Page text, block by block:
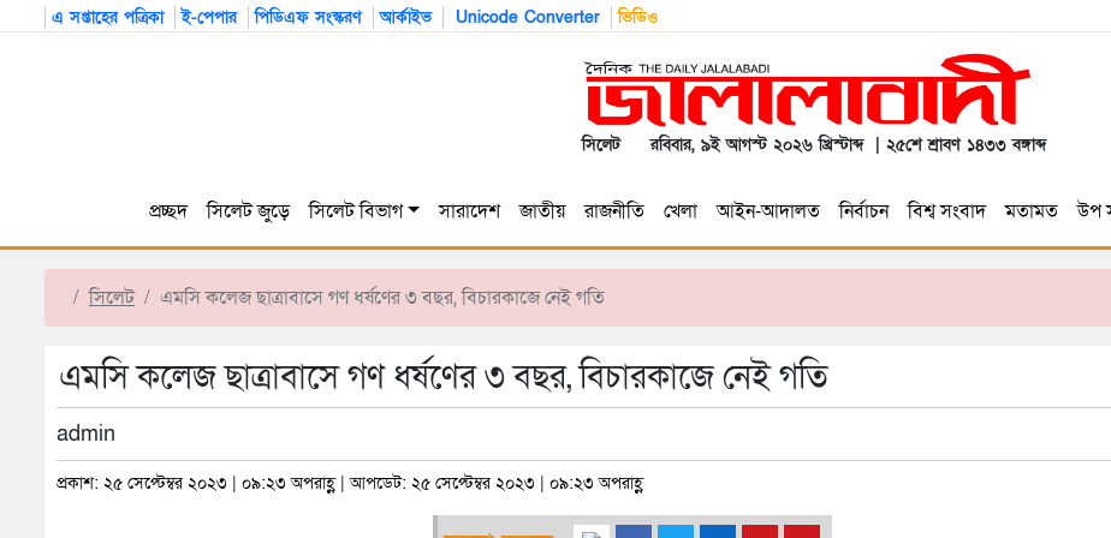
এ সপ্তাহের পত্রিকা ই-পেপার পিডিএফ সংস্করণ আর্কাইভ Unicode Converter ভিডিও
সিলেট রবিবার, ৯ই আগস্ট ২০২৬ খ্রিস্টাব্দ | ২৫শে শ্রাবণ ১৪৩৩ বঙ্গাব্দ
প্রচ্ছদ সিলেট জুড়ে সিলেট বিভাগ সারাদেশ জাতীয় রাজনীতি খেলা আইন-আদালত নির্বাচন বিশ্ব সংবাদ মতামত উপ
সিলেট এমসি কলেজ ছাত্রাবাসে গণ ধর্ষণের ৩ বছর, বিচারকাজে নেই গতি
এমসি কলেজ ছাত্রাবাসে গণ ধর্ষণের ৩ বছর, বিচারকাজে নেই গতি
admin
প্রকাশ: ২৫ সেপ্টেম্বর ২০২৩ | ০৯:২৩ অপরাহ্ণ | আপডেট: ২৫ সেপ্টেম্বর ২০২৩ | ০৯:২৩ অপরাহ্ণ